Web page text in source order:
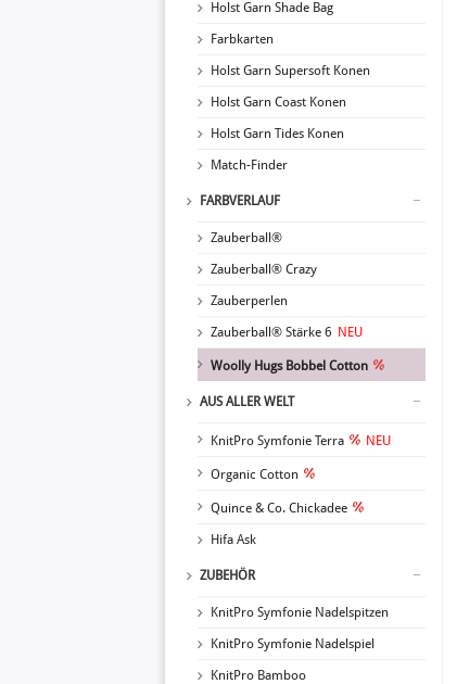
Holst Garn Shade Bag
Farbkarten
Holst Garn Supersoft Konen
Holst Garn Coast Konen
Holst Garn Tides Konen
Match-Finder
FARBVERLAUF
Zauberball®
Zauberball® Crazy
Zauberperlen
Zauberball® Stärke 6 NEU
Woolly Hugs Bobbel Cotton
AUS ALLER WELT
KnitPro Symfonie Terra NEU
Organic Cotton
Quince & Co. Chickadee
Hifa Ask
ZUBEHÖR
KnitPro Symfonie Nadelspitzen
KnitPro Symfonie Nadelspiel
KnitPro Bamboo